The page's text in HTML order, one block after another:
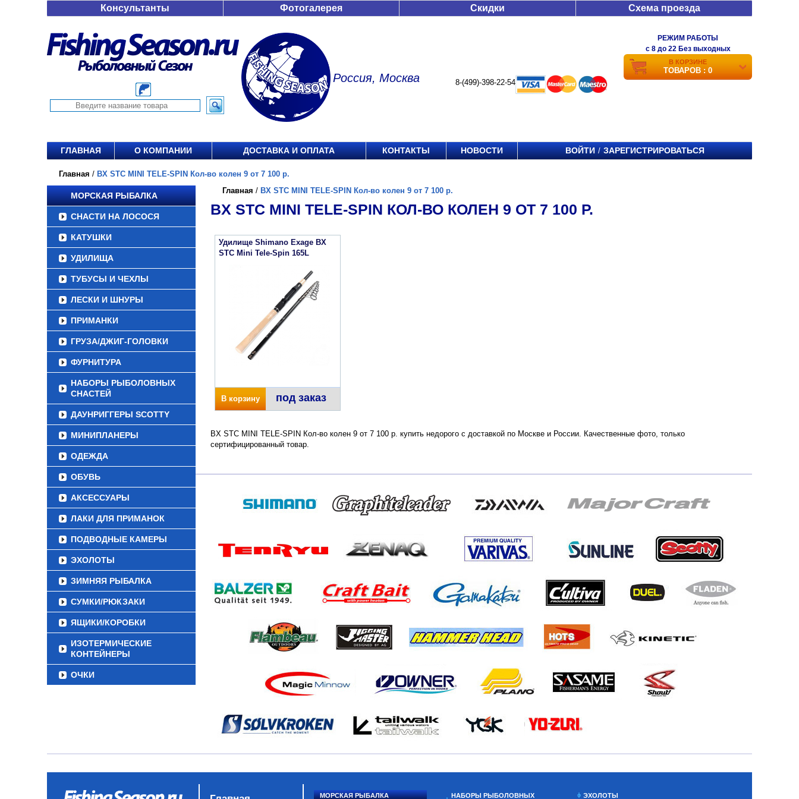
Консультанты Фотогалерея Скидки Схема проезда
Россия, Москва 8-(499)-398-22-54
РЕЖИМ РАБОТЫ
c 8 до 22 Без выходных
В КОРЗИНЕ
ТОВАРОВ : 0
ГЛАВНАЯ О КОМПАНИИ ДОСТАВКА И ОПЛАТА КОНТАКТЫ НОВОСТИ ВОЙТИ / ЗАРЕГИСТРИРОВАТЬСЯ
Главная / BX STC MINI TELE-SPIN Кол-во колен 9 от 7 100 р.
МОРСКАЯ РЫБАЛКА
СНАСТИ НА ЛОСОСЯ
КАТУШКИ
УДИЛИЩА
ТУБУСЫ И ЧЕХЛЫ
ЛЕСКИ И ШНУРЫ
ПРИМАНКИ
ГРУЗА/ДЖИГ-ГОЛОВКИ
ФУРНИТУРА
НАБОРЫ РЫБОЛОВНЫХ
СНАСТЕЙ
ДАУНРИГГЕРЫ SCOTTY
МИНИПЛАНЕРЫ
ОДЕЖДА
ОБУВЬ
АКСЕССУАРЫ
ЛАКИ ДЛЯ ПРИМАНОК
ПОДВОДНЫЕ КАМЕРЫ
ЭХОЛОТЫ
ЗИМНЯЯ РЫБАЛКА
СУМКИ/РЮКЗАКИ
ЯЩИКИ/КОРОБКИ
ИЗОТЕРМИЧЕСКИЕ
КОНТЕЙНЕРЫ
ОЧКИ
Главная / BX STC MINI TELE-SPIN Кол-во колен 9 от 7 100 р.
BX STC MINI TELE-SPIN КОЛ-ВО КОЛЕН 9 ОТ 7 100 Р.
Удилище Shimano Exage BX
STC Mini Tele-Spin 165L
В корзину под заказ
BX STC MINI TELE-SPIN Кол-во колен 9 от 7 100 р. купить недорого с доставкой по Москве и России. Качественные фото, только
сертифицированный товар.
МОРСКАЯ РЫБАЛКА НАБОРЫ РЫБОЛОВНЫХ ЭХОЛОТЫ